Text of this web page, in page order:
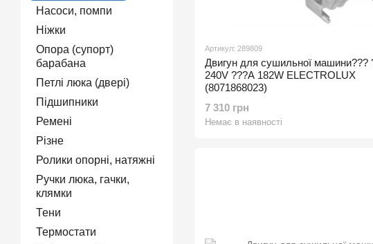
Артикул: 289809
Двигун для сушильної машини???
240V ???A 182W ELECTROLUX
(8071868023)
7 310 грн
Немає в наявності
Насоси, помпи
Ніжки
Опора (супорт)
барабана
Петлі люка (двері)
Підшипники
Ремені
Різне
Ролики опорні, натяжні
Ручки люка, гачки,
клямки
Тени
Термостати